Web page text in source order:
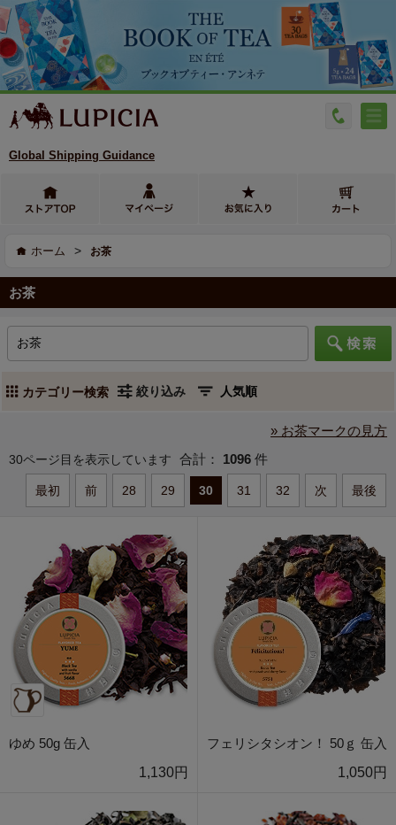
Global Shipping Guidance
ホーム > お茶
お茶
カテゴリー検索 絞り込み
» お茶マークの見方
30ページ目を表示しています 合計： 1096 件
最初 前 28 29 30 31 32 次 最後
ゆめ 50g 缶入
1,130円
フェリシタシオン！ 50ｇ 缶入
1,050円